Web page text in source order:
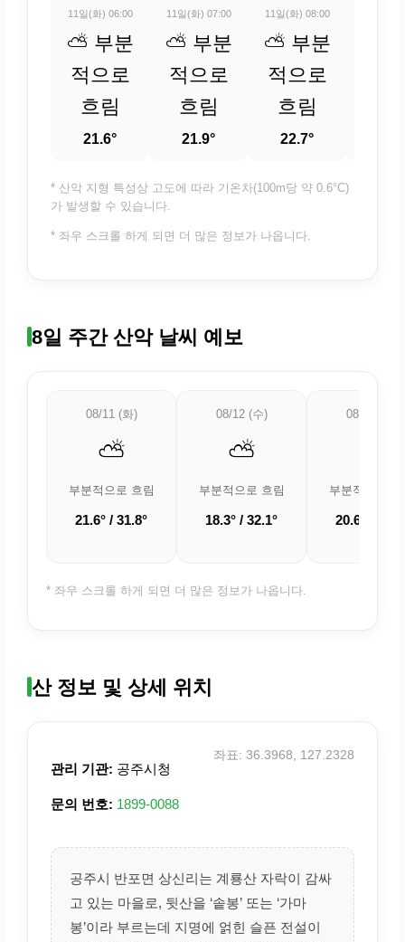
11일(화) 06:00
⛅ 부분
적으로
흐림
21.6°
11일(화) 07:00
⛅ 부분
적으로
흐림
21.9°
11일(화) 08:00
⛅ 부분
적으로
흐림
22.7°
* 산악 지형 특성상 고도에 따라 기온차(100m당 약 0.6°C)
가 발생할 수 있습니다.
* 좌우 스크롤 하게 되면 더 많은 정보가 나옵니다.
8일 주간 산악 날씨 예보
08/11 (화)
⛅
부분적으로 흐림
21.6° / 31.8°
08/12 (수)
⛅
부분적으로 흐림
18.3° / 32.1°
08/13 (목)
부분적으로 흐
20.6° /
* 좌우 스크롤 하게 되면 더 많은 정보가 나옵니다.
산 정보 및 상세 위치
관리 기관: 공주시청
문의 번호: 1899-0088
좌표: 36.3968, 127.2328
공주시 반포면 상신리는 계룡산 자락이 감싸
고 있는 마을로, 뒷산을 ‘솥봉’ 또는 ‘가마
봉’이라 부르는데 지명에 얽힌 슬픈 전설이